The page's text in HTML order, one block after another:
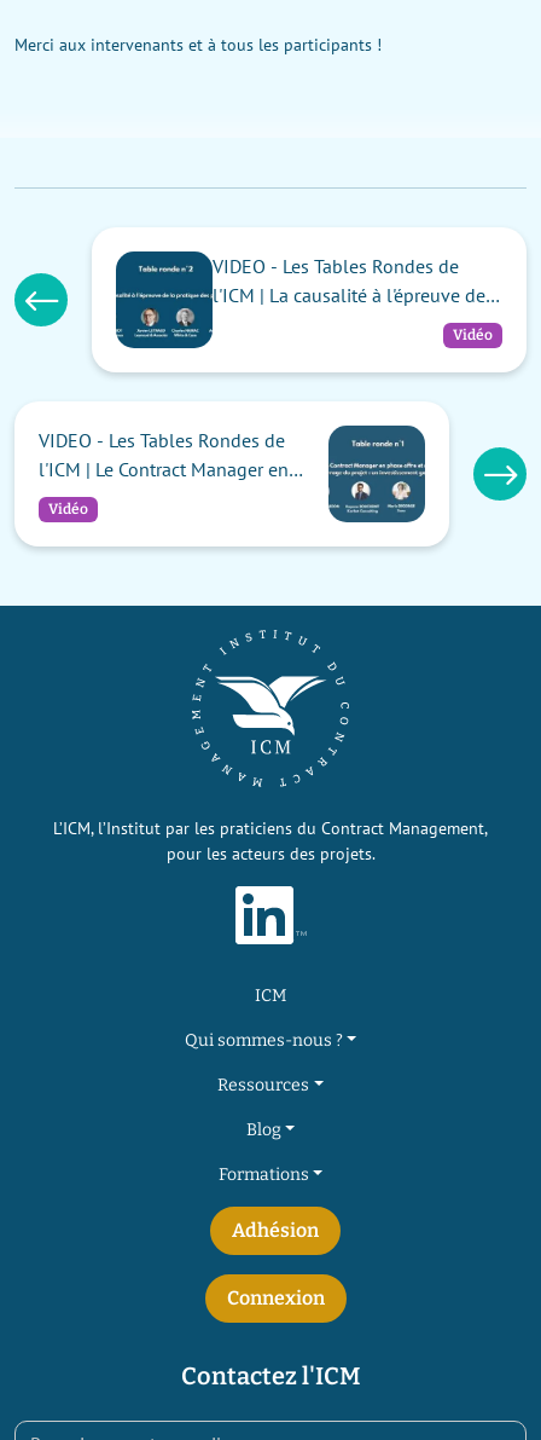
Merci aux intervenants et à tous les participants !
VIDEO - Les Tables Rondes de
l'ICM | La causalité à l'épreuve de
Vidéo
VIDEO - Les Tables Rondes de
l'ICM | Le Contract Manager en
phase offre et au démarrage du
projet : un investissement gagnant
Vidéo
L’ICM, l’Institut par les praticiens du Contract Management,
pour les acteurs des projets.
ICM
Qui sommes-nous ?
Ressources
Blog
Formations
Adhésion
Connexion
Contactez l'ICM